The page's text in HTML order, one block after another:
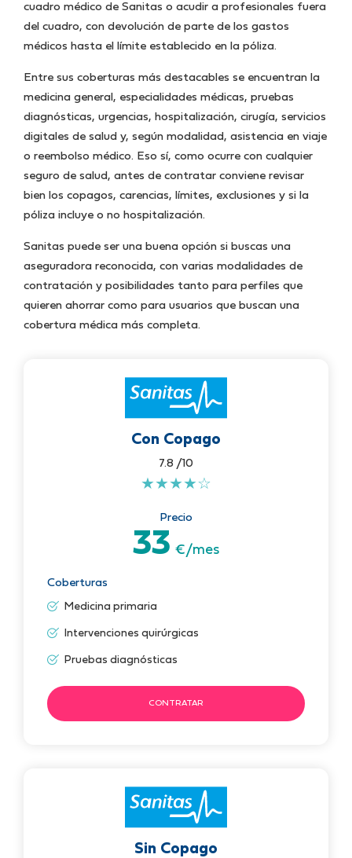
cuadro médico de Sanitas o acudir a profesionales fuera
del cuadro, con devolución de parte de los gastos
médicos hasta el límite establecido en la póliza.
Entre sus coberturas más destacables se encuentran la
medicina general, especialidades médicas, pruebas
diagnósticas, urgencias, hospitalización, cirugía, servicios
digitales de salud y, según modalidad, asistencia en viaje
o reembolso médico. Eso sí, como ocurre con cualquier
seguro de salud, antes de contratar conviene revisar
bien los copagos, carencias, límites, exclusiones y si la
póliza incluye o no hospitalización.
Sanitas puede ser una buena opción si buscas una
aseguradora reconocida, con varias modalidades de
contratación y posibilidades tanto para perfiles que
quieren ahorrar como para usuarios que buscan una
cobertura médica más completa.
Con Copago
7.8 /10
★★★★☆
Precio
33 €/mes
Coberturas
Medicina primaria
Intervenciones quirúrgicas
Pruebas diagnósticas
CONTRATAR
Sin Copago